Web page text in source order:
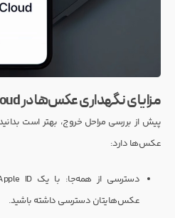
مزایای نگهداری عکس‌ها در iCloud
پیش از بررسی مراحل خروج، بهتر است
عکس‌ها دارد:
عکس‌هایتان دسترسی داشته باشید.